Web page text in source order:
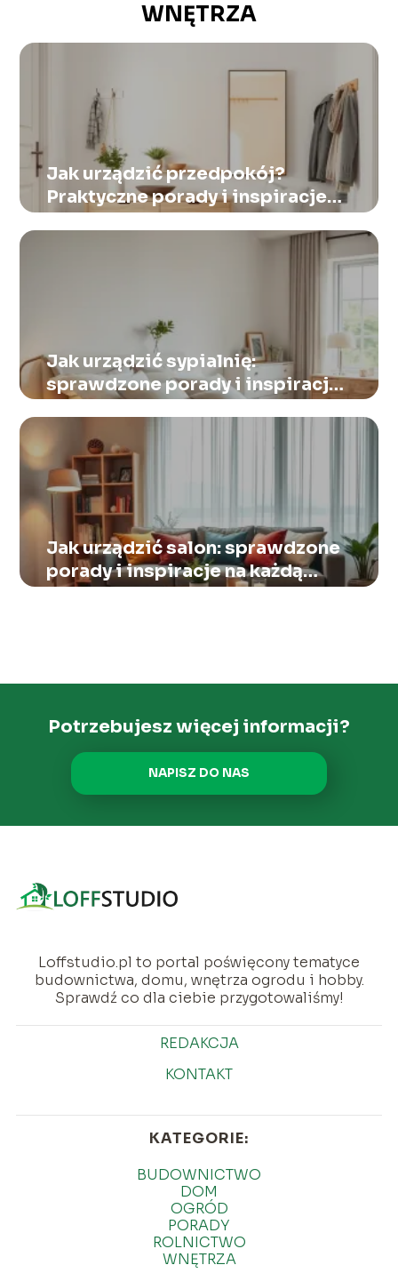
WNĘTRZA
Jak urządzić przedpokój?
Praktyczne porady i inspiracje
do aranżacji
Jak urządzić sypialnię:
sprawdzone porady i inspiracje
Jak urządzić salon: sprawdzone
porady i inspiracje na każdą
Potrzebujesz więcej informacji?
NAPISZ DO NAS
Loffstudio.pl to portal poświęcony tematyce
budownictwa, domu, wnętrza ogrodu i hobby.
Sprawdź co dla ciebie przygotowaliśmy!
REDAKCJA
KONTAKT
KATEGORIE:
BUDOWNICTWO
DOM
OGRÓD
PORADY
ROLNICTWO
WNĘTRZA